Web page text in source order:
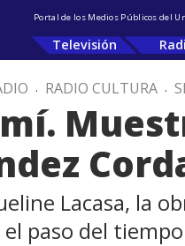
Portal de los Medios Públicos del
Televisión
. RADIO CULTURA .
Lacasa, la
paso del